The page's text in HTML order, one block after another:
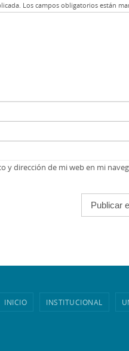
Los campos obligatorios están
y dirección de mi web en mi
INICIO INSTITUCIONAL